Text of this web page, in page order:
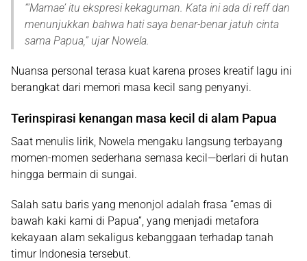
“‘Mamae’ itu ekspresi kekaguman. Kata ini ada di reff dan
menunjukkan bahwa hati saya benar-benar jatuh cinta
sama Papua,” ujar Nowela.
Nuansa personal terasa kuat karena proses kreatif lagu ini
berangkat dari memori masa kecil sang penyanyi.
Terinspirasi kenangan masa kecil di alam Papua
Saat menulis lirik, Nowela mengaku langsung terbayang
momen-momen sederhana semasa kecil—berlari di hutan
hingga bermain di sungai.
Salah satu baris yang menonjol adalah frasa “emas di
bawah kaki kami di Papua” , yang menjadi metafora
kekayaan alam sekaligus kebanggaan terhadap tanah
timur Indonesia tersebut.